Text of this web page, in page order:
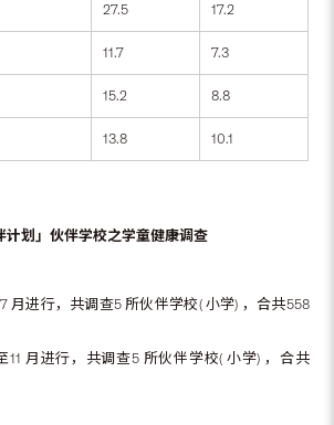
27.5 17.2
11.7 7.3
15.2 8.8
13.8 10.1
计划」伙伴学校之学童健康调查
月进行，共调查5 所伙伴学校( 小学) ，合共558
11 月进行，共调查5 所伙伴学校( 小学) ，合共